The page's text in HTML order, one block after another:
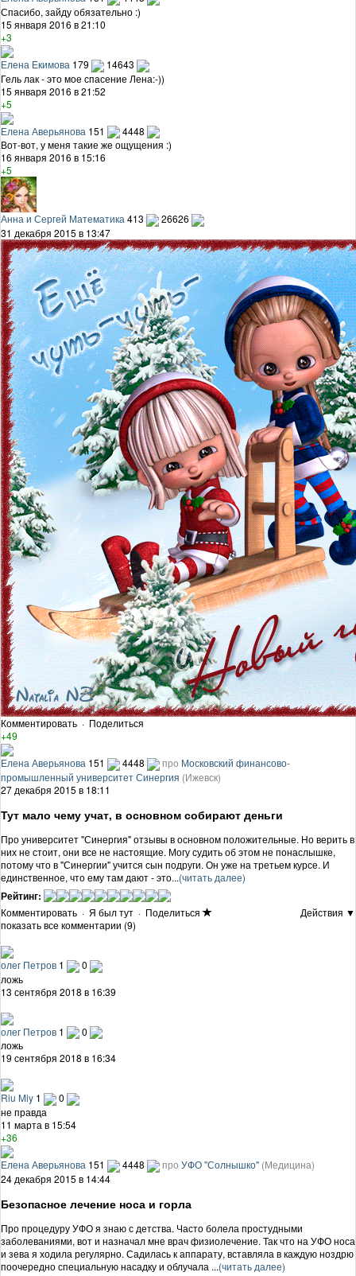
Спасибо, зайду обязательно :)
15 января 2016 в 21:10
+3
Елена Екимова 179
14643
Гель лак - это мое спасение Лена:-))
15 января 2016 в 21:52
+5
Елена Аверьянова 151
4448
Вот-вот, у меня такие же ощущения :)
16 января 2016 в 15:16
+5
Анна и Сергей Математика413
26626
31 декабря 2015 в 13:47
Комментировать · Поделиться
+49
Елена Аверьянова 151 4448 про Московский финансово-
промышленный университет Синергия (Ижевск)
27 декабря 2015 в 18:11
Тут мало чему учат, в основном собирают деньги
Про университет "Синергия" отзывы в основном положительные. Но верить в
них не стоит, они все не настоящие. Могу судить об этом не понаслышке,
потому что в "Синергии" учится сын подруги. Он уже на третьем курсе. И
единственное, что ему там дают - это...(читать далее)
Рейтинг:
Комментировать · Я был тут · Поделиться
Действия ▼
показать все комментарии (9)
олег Петров 1
0
ложь
13 сентября 2018 в 16:39
олег Петров 1
0
ложь
19 сентября 2018 в 16:34
Riu Miy 1
0
не правда
11 марта в 15:54
+36
Елена Аверьянова 151 4448 про УФО "Солнышко" (Медицина)
24 декабря 2015 в 14:44
Безопасное лечение носа и горла
Про процедуру УФО я знаю с детства. Часто болела простудными
заболеваниями, вот и назначал мне врач физиолечение. Так что на УФО носа
и зева я ходила регулярно. Садилась к аппарату, вставляла в каждую ноздрю
поочередно специальную насадку и облучала ...(читать далее)